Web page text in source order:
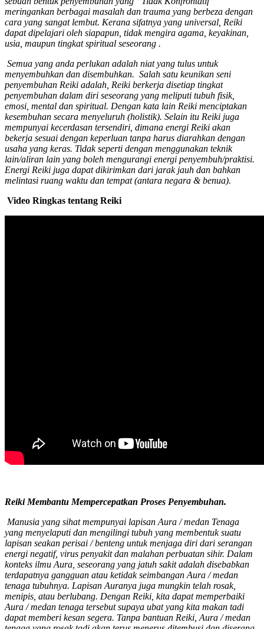
meringankan berbagai masalah dan trauma yang berbeza dengan
cara yang sangat lembut. Kerana sifatnya yang universal, Reiki
dapat dipelajari oleh siapapun, tidak mengira agama, keyakinan,
usia, maupun tingkat spiritual seseorang .
Semua yang anda perlukan adalah niat yang tulus untuk
menyembuhkan dan disembuhkan. Salah satu keunikan seni
penyembuhan Reiki adalah, Reiki berkerja disetiap tingkat
penyembuhan dalam diri seseorang yang meliputi tubuh fisik,
emosi, mental dan spiritual. Dengan kata lain Reiki menciptakan
kesembuhan secara menyeluruh (holistik). Selain itu Reiki juga
mempunyai kecerdasan tersendiri, dimana energi Reiki akan
bekerja sesuai dengan keperluan tanpa harus diarahkan dengan
usaha yang keras. Tidak seperti dengan menggunakan teknik
lain/aliran lain yang boleh mengurangi energi penyembuh/praktisi.
Energi Reiki juga dapat dikirimkan dari jarak jauh dan bahkan
melintasi ruang waktu dan tempat (antara negara & benua).
Video Ringkas tentang Reiki
Reiki Membantu Mempercepatkan Proses Penyembuhan.
Manusia yang sihat mempunyai lapisan Aura / medan Tenaga
yang menyelaputi dan mengilingi tubuh yang membentuk suatu
lapisan seakan perisai / benteng untuk menjaga diri dari serangan
energi negatif, virus penyakit dan malahan perbuatan sihir. Dalam
konteks ilmu Aura, seseorang yang jatuh sakit adalah disebabkan
terdapatnya gangguan atau ketidak seimbangan Aura / medan
tenaga tubuhnya. Lapisan Auranya juga mungkin telah rosak,
menipis, atau berlubang. Dengan Reiki, kita dapat memperbaiki
Aura / medan tenaga tersebut supaya ubat yang kita makan tadi
dapat memberi kesan segera. Tanpa bantuan Reiki, Aura / medan